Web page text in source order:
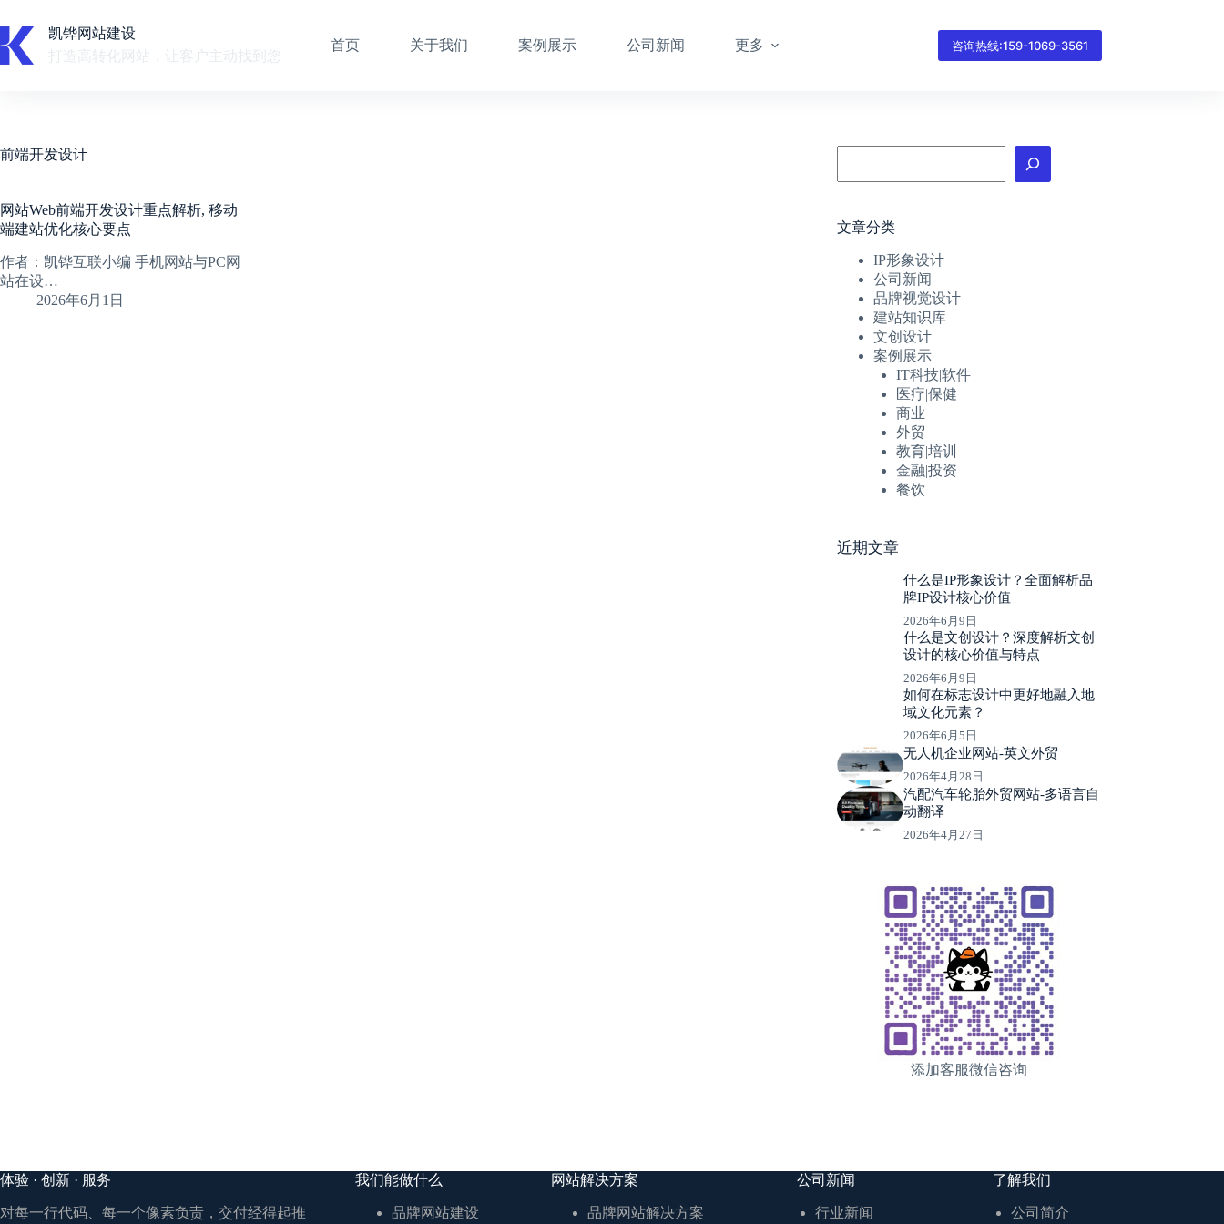
至
内
容
凯铧网站建设
打造高转化网站，让客户主动找到您
首页 关于我们 案例展示 公司新闻 更多 咨询热线:159-1069-3561
前端开发设计
网站Web前端开发设计重点解析, 移动
端建站优化核心要点
作者：凯铧互联小编 手机网站与PC网
站在设…
2026年6月1日
文章分类
IP形象设计
公司新闻
品牌视觉设计
建站知识库
文创设计
案例展示
IT科技|软件
医疗|保健
商业
外贸
教育|培训
金融|投资
餐饮
近期文章
什么是IP形象设计？全面解析品
牌IP设计核心价值
2026年6月9日
什么是文创设计？深度解析文创
设计的核心价值与特点
2026年6月9日
如何在标志设计中更好地融入地
域文化元素？
2026年6月5日
无人机企业网站-英文外贸
2026年4月28日
汽配汽车轮胎外贸网站-多语言自
动翻译
2026年4月27日
添加客服微信咨询
体验 · 创新 · 服务
对每一行代码、每一个像素负责，交付经得起推
我们能做什么
品牌网站建设
网站解决方案
品牌网站解决方案
公司新闻
行业新闻
了解我们
公司简介